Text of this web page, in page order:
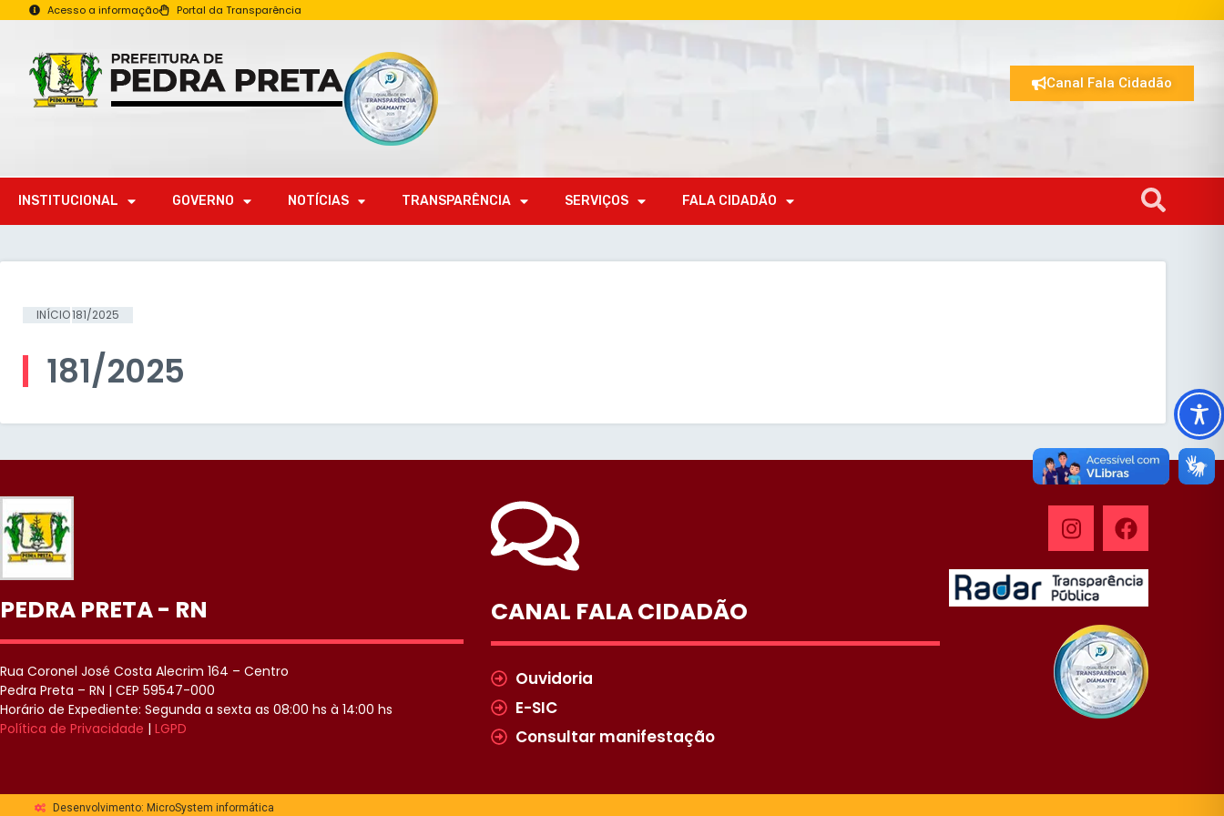
Acesso a informação Portal da Transparência
Canal Fala Cidadão
INSTITUCIONAL GOVERNO NOTÍCIAS TRANSPARÊNCIA SERVIÇOS FALA CIDADÃO
INÍCIO181/2025
181/2025
PEDRA PRETA - RN
Rua Coronel José Costa Alecrim 164 – Centro
Pedra Preta – RN | CEP 59547-000
Horário de Expediente: Segunda a sexta as 08:00 hs à 14:00 hs
Política de Privacidade | LGPD
CANAL FALA CIDADÃO
Ouvidoria
E-SIC
Consultar manifestação
Desenvolvimento: MicroSystem informática